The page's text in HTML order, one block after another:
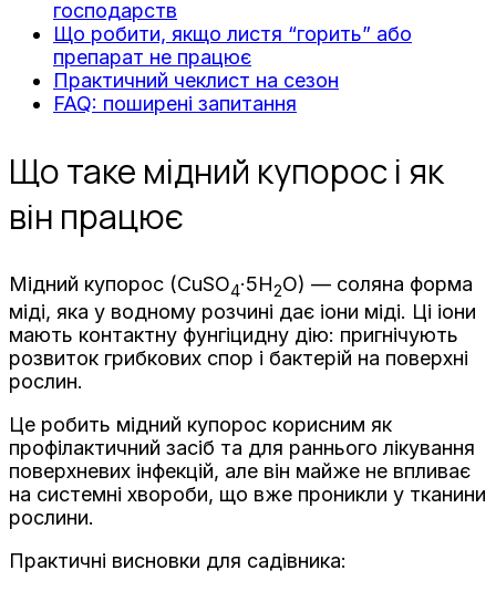
господарств
Що робити, якщо листя “горить” або
препарат не працює
Практичний чеклист на сезон
FAQ: поширені запитання
Що таке мідний купорос і як
він працює
Мідний купорос (CuSO4·5H2O) — соляна форма
міді, яка у водному розчині дає іони міді. Ці іони
мають контактну фунгіцидну дію: пригнічують
розвиток грибкових спор і бактерій на поверхні
рослин.
Це робить мідний купорос корисним як
профілактичний засіб та для раннього лікування
поверхневих інфекцій, але він майже не впливає
на системні хвороби, що вже проникли у тканини
рослини.
Практичні висновки для садівника: